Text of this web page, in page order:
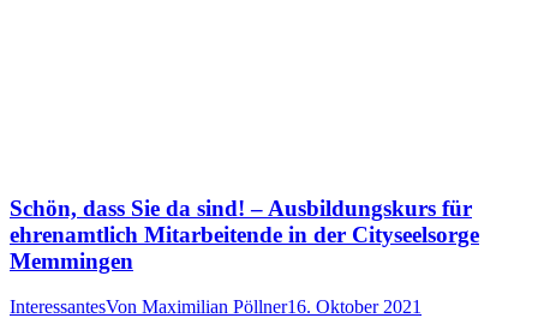
Schön, dass Sie da sind! – Ausbildungskurs für
ehrenamtlich Mitarbeitende in der Cityseelsorge
Memmingen
InteressantesVon Maximilian Pöllner16. Oktober 2021